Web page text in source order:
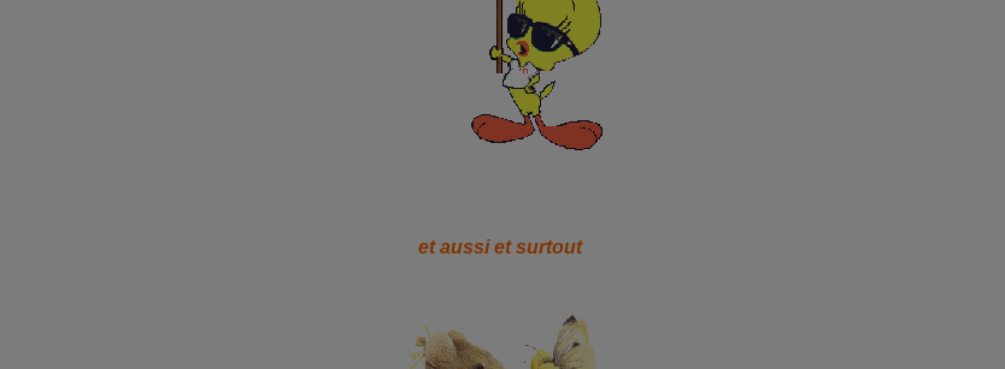
et aussi et surtout